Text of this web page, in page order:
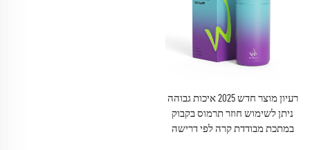
רעיון מוצר חדש 2025 איכות גבוהה
ניתן לשימוש חוזר תרמוס בקבוק
במתכת מבודדת קרה לפי דרישה